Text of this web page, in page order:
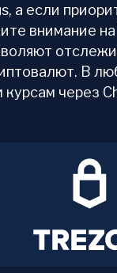
а если
внимание
В
через